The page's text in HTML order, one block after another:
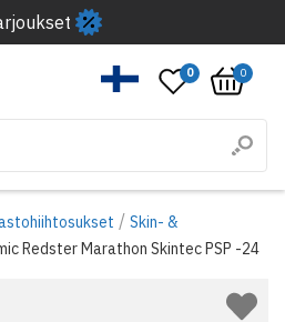
0 0
/ Skin- &
Redster Marathon Skintec PSP -24